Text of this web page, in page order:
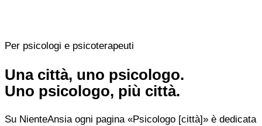
Per psicologi e psicoterapeuti
Una città, uno psicologo.
Uno psicologo, più città.
Su NienteAnsia ogni pagina «Psicologo [città]» è dedicata